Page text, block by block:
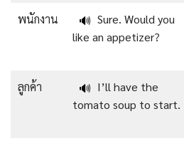
พนักงาน 🔊 Sure. Would you
like an appetizer?
ลูกค้า 🔊 I’ll have the
tomato soup to start.